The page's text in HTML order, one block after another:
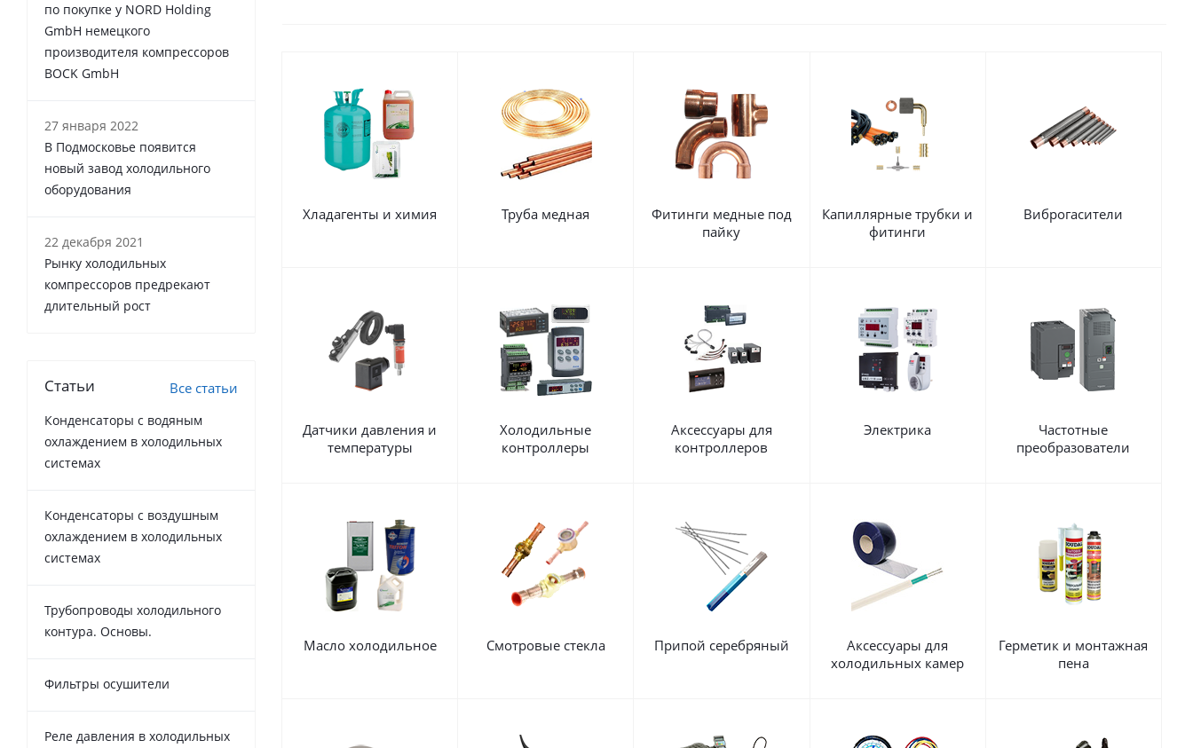
Хладагенты и химия Труба медная
Фитинги медные под
пайку
Капиллярные трубки и
фитинги
Виброгасители
Датчики давления и
температуры
Холодильные
контроллеры
Аксессуары для
контроллеров
Электрика
Частотные
преобразователи
Масло холодильное Смотровые стекла Припой серебряный
Аксессуары для
холодильных камер
Герметик и монтажная
пена
по покупке у NORD Holding
GmbH немецкого
производителя компрессоров
BOCK GmbH
27 января 2022
В Подмосковье появится
новый завод холодильного
оборудования
22 декабря 2021
Рынку холодильных
компрессоров предрекают
длительный рост
Статьи Все статьи
Конденсаторы с водяным
охлаждением в холодильных
системах
Конденсаторы с воздушным
охлаждением в холодильных
системах
Трубопроводы холодильного
контура. Основы.
Фильтры осушители
Реле давления в холодильных